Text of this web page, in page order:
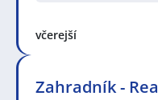
včerejší
Zahradník -